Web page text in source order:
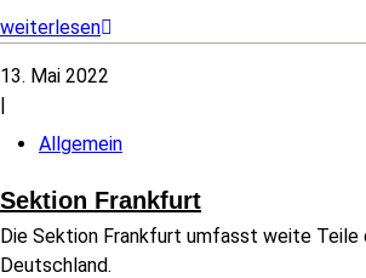
weiterlesen
13. Mai 2022
|
Allgemein
Sektion Frankfurt
Die Sektion Frankfurt umfasst weite Teile
Deutschland.